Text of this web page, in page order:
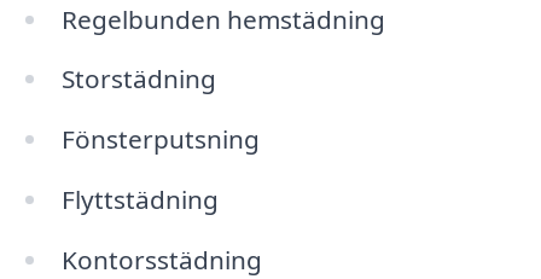
Regelbunden hemstädning
Storstädning
Fönsterputsning
Flyttstädning
Kontorsstädning